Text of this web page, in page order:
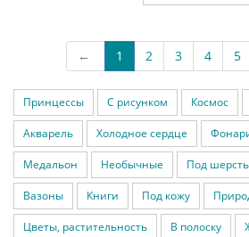
← 1 2 3 4 5
Принцессы С рисунком Космос
Акварель Холодное сердце
Медальон Необычные Под шерсть
Вазоны Книги Под кожу
Цветы, растительность В полоску